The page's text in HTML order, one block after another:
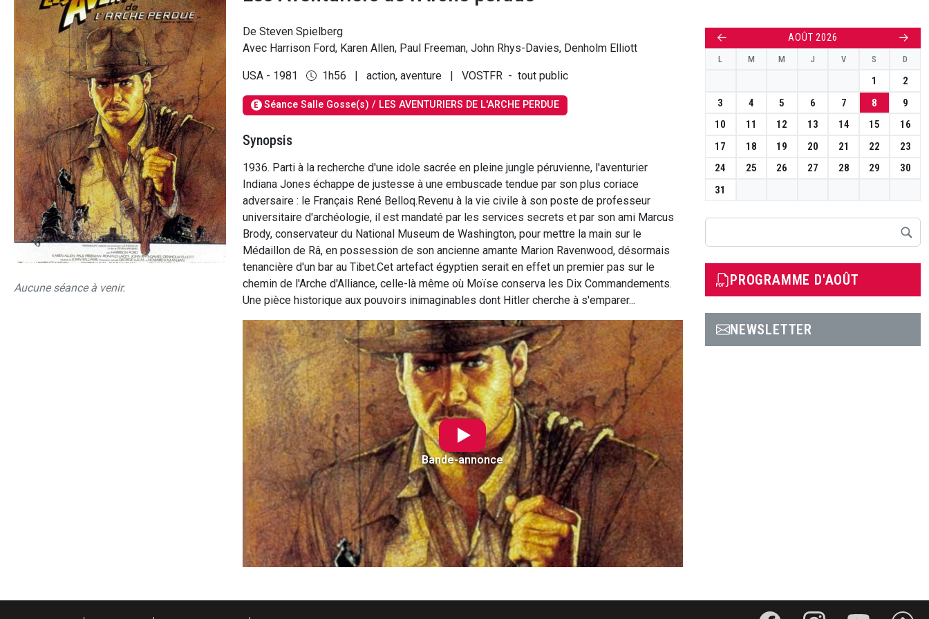
Aucune séance à venir.
De Steven Spielberg
Avec Harrison Ford, Karen Allen, Paul Freeman, John Rhys-Davies, Denholm Elliott
USA - 1981 1h56 | action, aventure | VOSTFR - tout public
E Séance Salle Gosse(s) / LES AVENTURIERS DE L'ARCHE PERDUE
Synopsis
1936. Parti à la recherche d'une idole sacrée en pleine jungle péruvienne, l'aventurier
Indiana Jones échappe de justesse à une embuscade tendue par son plus coriace
adversaire : le Français René Belloq.Revenu à la vie civile à son poste de professeur
universitaire d'archéologie, il est mandaté par les services secrets et par son ami Marcus
Brody, conservateur du National Museum de Washington, pour mettre la main sur le
Médaillon de Râ, en possession de son ancienne amante Marion Ravenwood, désormais
tenancière d'un bar au Tibet.Cet artefact égyptien serait en effet un premier pas sur le
chemin de l'Arche d'Alliance, celle-là même où Moïse conserva les Dix Commandements.
Une pièce historique aux pouvoirs inimaginables dont Hitler cherche à s'emparer...
Bande-annonce
← AOÛT 2026 →
L M M J V S D
1
2
3
4 5 6 7 8
9
10
11 12 13 14 15
16
17
18 19 20 21 22
23
24
25 26 27 28 29
30
31
PROGRAMME D'AOÛT
NEWSLETTER